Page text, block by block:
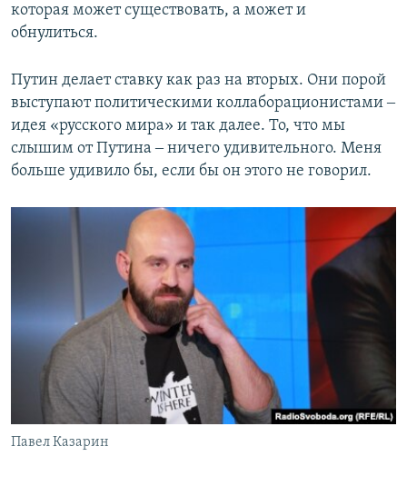
которая может существовать, а может и
обнулиться.
Путин делает ставку как раз на вторых. Они порой
выступают политическими коллаборационистами ‒
идея «русского мира» и так далее. То, что мы
слышим от Путина ‒ ничего удивительного. Меня
больше удивило бы, если бы он этого не говорил.
Павел Казарин